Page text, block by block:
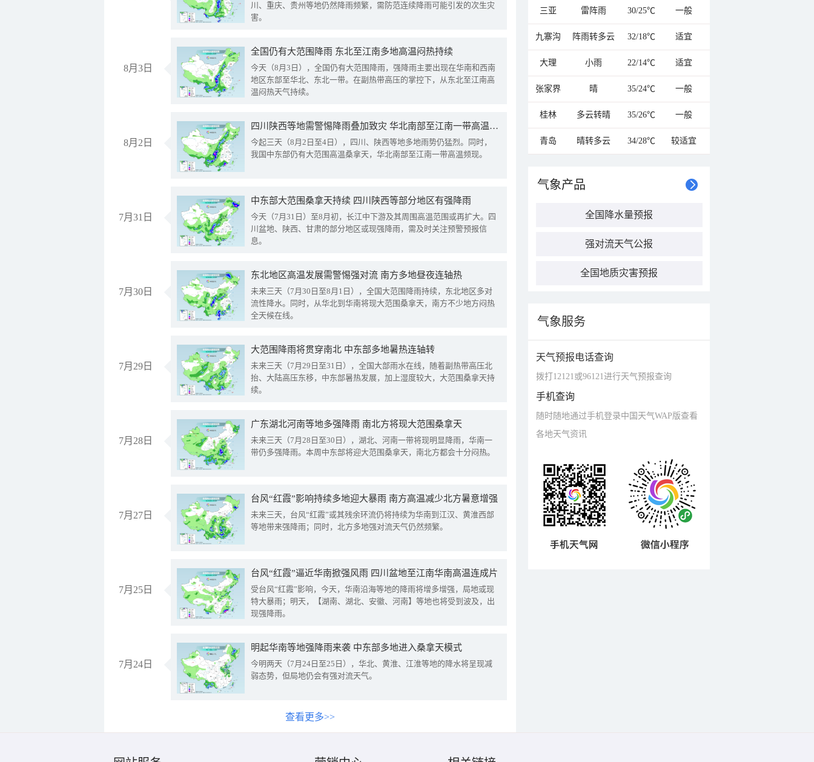
川、重庆、贵州等地仍然降雨频繁，需防范连续降雨可能引发的次生灾
害。
8月3日
全国仍有大范围降雨 东北至江南多地高温闷热持续
今天（8月3日），全国仍有大范围降雨，强降雨主要出现在华南和西南
地区东部至华北、东北一带。在副热带高压的掌控下，从东北至江南高
温闷热天气持续。
8月2日
四川陕西等地需警惕降雨叠加致灾 华北南部至江南一带高温频现
今起三天（8月2日至4日），四川、陕西等地多地雨势仍猛烈。同时，
我国中东部仍有大范围高温桑拿天，华北南部至江南一带高温频现。
7月31日
中东部大范围桑拿天持续 四川陕西等部分地区有强降雨
今天（7月31日）至8月初，长江中下游及其周围高温范围或再扩大。四
川盆地、陕西、甘肃的部分地区或现强降雨，需及时关注预警预报信
息。
7月30日
东北地区高温发展需警惕强对流 南方多地昼夜连轴热
未来三天（7月30日至8月1日），全国大范围降雨持续，东北地区多对
流性降水。同时，从华北到华南将现大范围桑拿天，南方不少地方闷热
全天候在线。
7月29日
大范围降雨将贯穿南北 中东部多地暑热连轴转
未来三天（7月29日至31日），全国大部雨水在线，随着副热带高压北
抬、大陆高压东移，中东部暑热发展，加上湿度较大，大范围桑拿天持
续。
7月28日
广东湖北河南等地多强降雨 南北方将现大范围桑拿天
未来三天（7月28日至30日），湖北、河南一带将现明显降雨，华南一
带仍多强降雨。本周中东部将迎大范围桑拿天，南北方都会十分闷热。
7月27日
台风“红霞”影响持续多地迎大暴雨 南方高温减少北方暑意增强
未来三天，台风“红霞”或其残余环流仍将持续为华南到江汉、黄淮西部
等地带来强降雨；同时，北方多地强对流天气仍然频繁。
7月25日
台风“红霞”逼近华南掀强风雨 四川盆地至江南华南高温连成片
受台风“红霞”影响，今天，华南沿海等地的降雨将增多增强，局地或现
特大暴雨；明天，【湖南、湖北、安徽、河南】等地也将受到波及，出
现强降雨。
7月24日
明起华南等地强降雨来袭 中东部多地进入桑拿天模式
今明两天（7月24日至25日），华北、黄淮、江淮等地的降水将呈现减
弱态势，但局地仍会有强对流天气。
查看更多>>
三亚 雷阵雨 30/25℃ 一般
九寨沟 阵雨转多云 32/18℃ 适宜
大理 小雨 22/14℃ 适宜
张家界 晴 35/24℃ 一般
桂林 多云转晴 35/26℃ 一般
青岛 晴转多云 34/28℃ 较适宜
气象产品
全国降水量预报
强对流天气公报
全国地质灾害预报
气象服务
天气预报电话查询
拨打12121或96121进行天气预报查询
手机查询
随时随地通过手机登录中国天气WAP版查看
各地天气资讯